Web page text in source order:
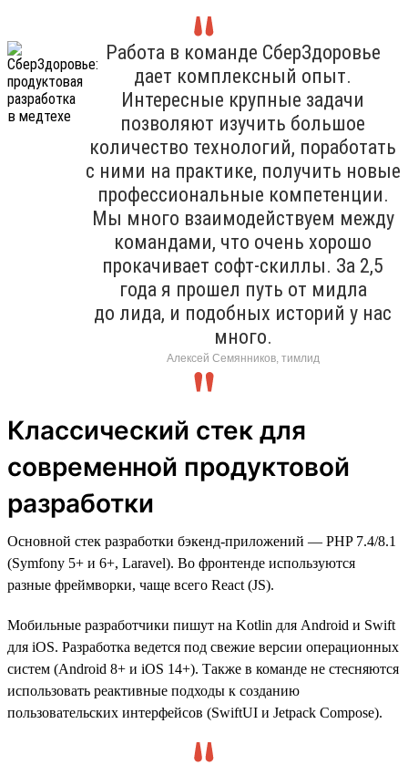
Работа в команде СберЗдоровье
дает комплексный опыт.
Интересные крупные задачи
позволяют изучить большое
количество технологий, поработать
с ними на практике, получить новые
профессиональные компетенции.
Мы много взаимодействуем между
командами, что очень хорошо
прокачивает софт-скиллы. За 2,5
года я прошел путь от мидла
до лида, и подобных историй у нас
много.
Алексей Семянников, тимлид
Классический стек для
современной продуктовой
разработки
Основной стек разработки бэкенд-приложений — PHP 7.4/8.1
(Symfony 5+ и 6+, Laravel). Во фронтенде используются
разные фреймворки, чаще всего React (JS).
Мобильные разработчики пишут на Kotlin для Android и Swift
для iOS. Разработка ведется под свежие версии операционных
систем (Android 8+ и iOS 14+). Также в команде не стесняются
использовать реактивные подходы к созданию
пользовательских интерфейсов (SwiftUI и Jetpack Compose).